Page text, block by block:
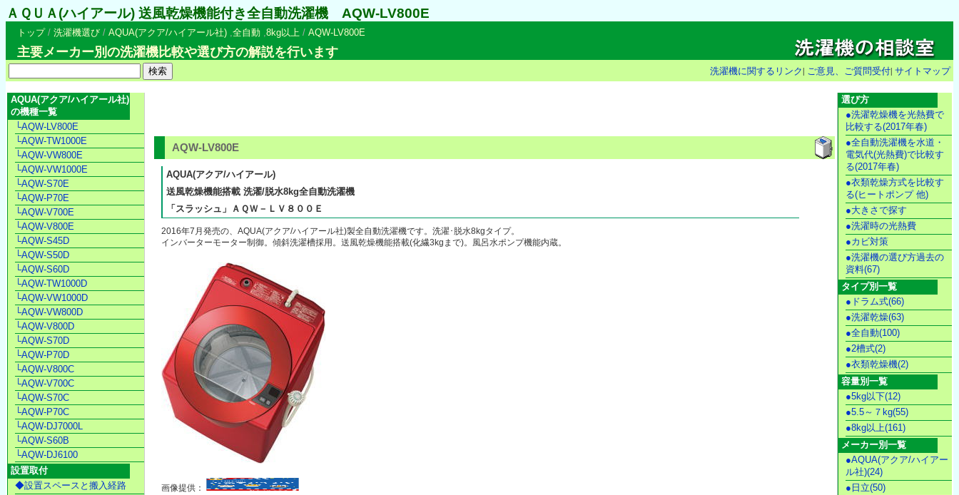
ＡＱＵＡ(ハイアール) 送風乾燥機能付き全自動洗濯機 AQW-LV800E
トップ/ 洗濯機選び / AQUA(アクア/ハイアール社) ,全自動 ,8kg以上 / AQW-LV800E
主要メーカー別の洗濯機比較や選び方の解説を行います
洗濯機に関するリンク| ご意見、ご質問受付| サイトマップ
AQW-LV800E
AQUA(アクア/ハイアール)
送風乾燥機能搭載 洗濯/脱水8kg全自動洗濯機
「スラッシュ」ＡＱＷ－ＬＶ８００Ｅ
2016年7月発売の、AQUA(アクア/ハイアール社)製全自動洗濯機です。洗濯･脱水8kgタイプ。
インバーターモーター制御。傾斜洗濯槽採用。送風乾燥機能搭載(化繊3kgまで)。風呂水ポンプ機能内蔵。
画像提供：
AQUA(アクア/ハイアール社)
の機種一覧
└AQW-LV800E
└AQW-TW1000E
└AQW-VW800E
└AQW-VW1000E
└AQW-S70E
└AQW-P70E
└AQW-V700E
└AQW-V800E
└AQW-S45D
└AQW-S50D
└AQW-S60D
└AQW-TW1000D
└AQW-VW1000D
└AQW-VW800D
└AQW-V800D
└AQW-S70D
└AQW-P70D
└AQW-V800C
└AQW-V700C
└AQW-S70C
└AQW-P70C
└AQW-DJ7000L
└AQW-S60B
└AQW-DJ6100
設置取付
◆設置スペースと搬入経路
選び方
●洗濯乾燥機を光熱費で
比較する(2017年春)
●全自動洗濯機を水道・
電気代(光熱費)で比較す
る(2017年春)
●衣類乾燥方式を比較す
る(ヒートポンプ 他)
●大きさで探す
●洗濯時の光熱費
●カビ対策
●洗濯機の選び方過去の
資料(67)
タイプ別一覧
●ドラム式(66)
●洗濯乾燥(63)
●全自動(100)
●2槽式(2)
●衣類乾燥機(2)
容量別一覧
●5kg以下(12)
●5.5～７kg(55)
●8kg以上(161)
メーカー別一覧
●AQUA(アクア/ハイアー
ル社)(24)
●日立(50)